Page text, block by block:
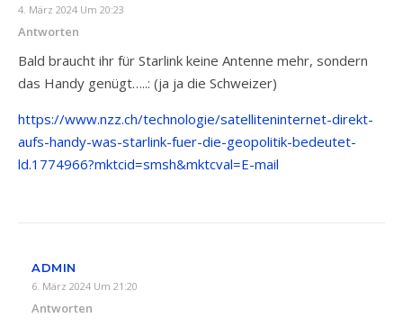
4. März 2024 Um 20:23
Antworten
Bald braucht ihr für Starlink keine Antenne mehr, sondern
das Handy genügt…..: (ja ja die Schweizer)
https://www.nzz.ch/technologie/satelliteninternet-direkt-
aufs-handy-was-starlink-fuer-die-geopolitik-bedeutet-
ld.1774966?mktcid=smsh&mktcval=E-mail
ADMIN
6. März 2024 Um 21:20
Antworten